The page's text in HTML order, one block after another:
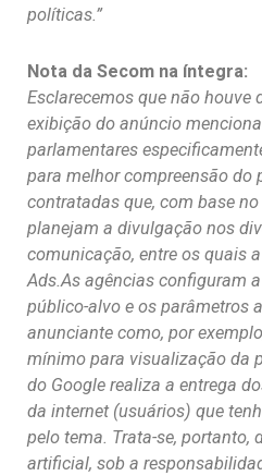
políticas.”
Nota da Secom na íntegra:
Esclarecemos que não houve
exibição do anúncio
parlamentares
para melhor compreensão do
contratadas que, com base
planejam a divulgação nos
comunicação, entre os quais
Ads.As agências configuram
público-alvo e os parâmetros
anunciante como, por
mínimo para visualização da
do Google realiza a entrega
da internet (usuários) que
pelo tema. Trata-se, portanto,
artificial, sob a